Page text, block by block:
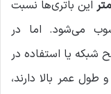
این باتری‌ها نسبت
می‌شود. اما در
شبکه یا استفاده در
طول عمر بالا دارند،